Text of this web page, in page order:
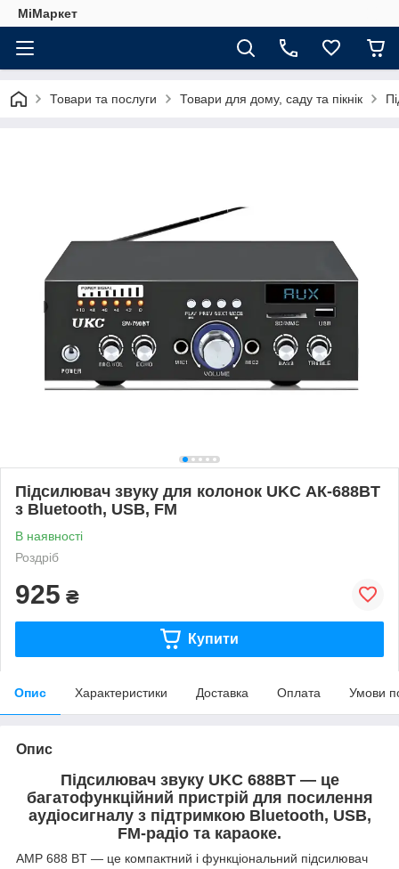
МіМаркет
Товари та послуги Товари для дому, саду та пікнік
Підсилювач звуку для колонок UKC АК-688BT
з Bluetooth, USB, FM
В наявності
Роздріб
925 ₴
Купити
Опис Характеристики Доставка Оплата Умови
Опис
Підсилювач звуку UKC 688BT — це
багатофункційний пристрій для посилення
аудіосигналу з підтримкою Bluetooth, USB,
FM-радіо та караоке.
AMP 688 BT — це компактний і функціональний підсилювач